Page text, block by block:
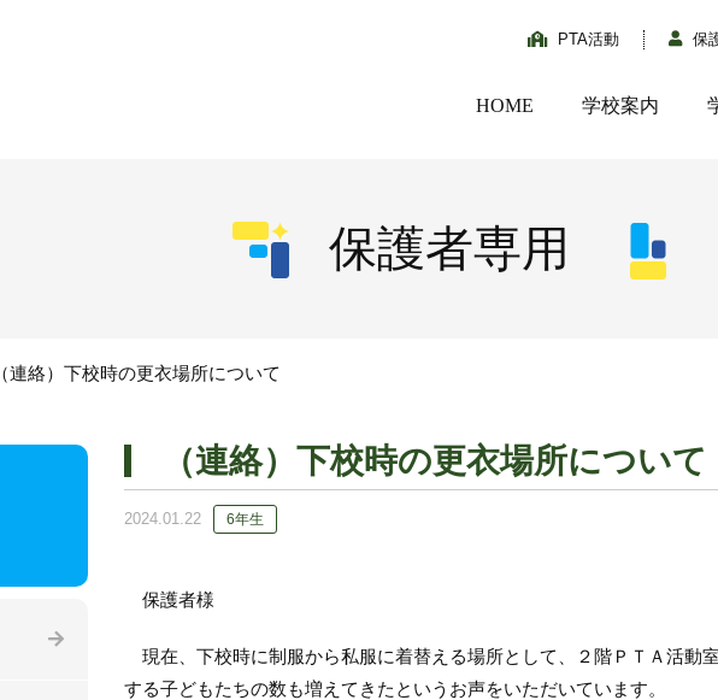
PTA活動 保
HOME 学校案内
保護者専用
（連絡）下校時の更衣場所について
（連絡）下校時の更衣場所について
2024.01.22 6年生
保護者様
現在、下校時に制服から私服に着替える場所として、２階ＰＴＡ活動
する子どもたちの数も増えてきたというお声をいただいています。